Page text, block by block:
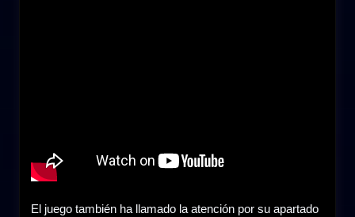
El juego también ha llamado la atención por su apartado